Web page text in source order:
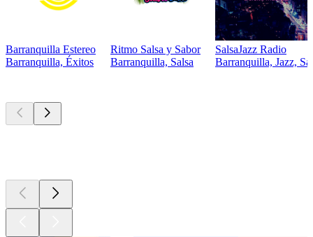
Barranquilla Estereo
Barranquilla, Éxitos
Ritmo Salsa y Sabor
Barranquilla, Salsa
SalsaJazz Radio
Barranquilla, Jazz,